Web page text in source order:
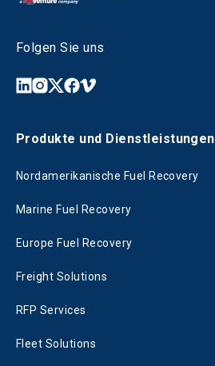
Folgen Sie uns
Produkte und Dienstleistungen
Nordamerikanische Fuel Recovery
Marine Fuel Recovery
Europe Fuel Recovery
Freight Solutions
RFP Services
Fleet Solutions